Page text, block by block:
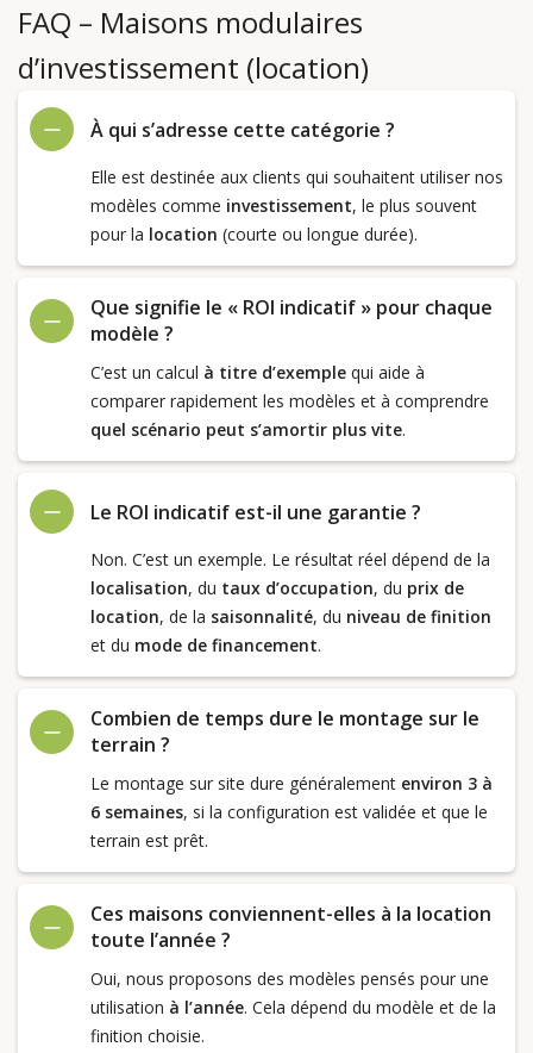
FAQ – Maisons modulaires
d’investissement (location)
À qui s’adresse cette catégorie ?
Elle est destinée aux clients qui souhaitent utiliser nos
modèles comme investissement, le plus souvent
pour la location (courte ou longue durée).
Que signifie le « ROI indicatif » pour chaque
modèle ?
C’est un calcul à titre d’exemplequi aide à
comparer rapidement les modèles et à comprendre
quel scénario peut s’amortir plus vite.
Le ROI indicatif est-il une garantie ?
Non. C’est un exemple. Le résultat réel dépend de la
localisation, du taux d’occupation, du prix de
location, de la saisonnalité, du niveau de finition
et du mode de financement.
Combien de temps dure le montage sur le
terrain ?
Le montage sur site dure généralement environ 3 à
6 semaines, si la configuration est validée et que le
terrain est prêt.
Ces maisons conviennent-elles à la location
toute l’année ?
Oui, nous proposons des modèles pensés pour une
utilisation à l’année. Cela dépend du modèle et de la
finition choisie.